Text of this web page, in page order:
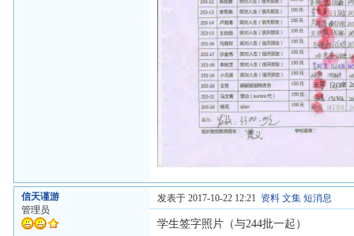
信天谨游
管理员
发表于 2017-10-22 12:21 资料 文集 短消息
学生签字照片（与244批一起）